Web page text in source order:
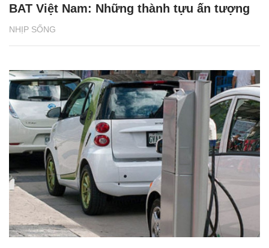
NHỊP SỐNG
BAT Việt Nam: Những thành tựu ấn tượng